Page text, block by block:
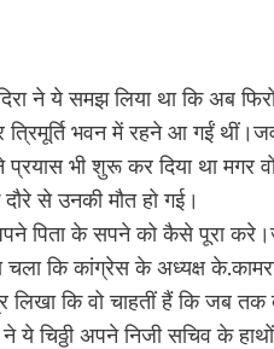
ने ये समझ लिया था कि अब
भवन में रहने आ गईं
भी शुरू कर दिया था मगर वो
से उनकी मौत हो गई।
पिता के सपने को कैसे पूरा
चला कि कांग्रेस के अध्यक्ष
कि वो चाहतीं हैं कि जब तक
ये चिठ्ठी अपने निजी सचिव के